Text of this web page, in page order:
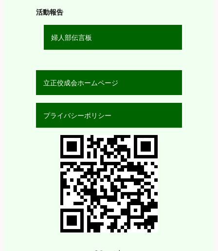
活動報告
婦人部伝言板
立正佼成会ホームページ
プライバシーポリシー